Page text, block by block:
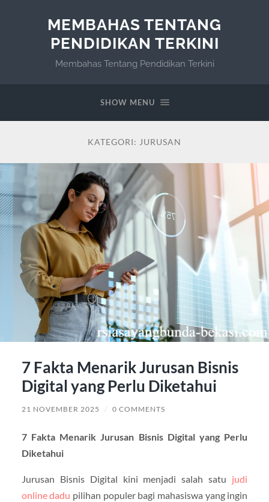
MEMBAHAS TENTANG
PENDIDIKAN TERKINI
Membahas Tentang Pendidikan Terkini
SHOW MENU
KATEGORI: JURUSAN
7 Fakta Menarik Jurusan Bisnis
Digital yang Perlu Diketahui
21 NOVEMBER 2025 / 0 COMMENTS
7 Fakta Menarik Jurusan Bisnis Digital yang Perlu
Diketahui
Jurusan Bisnis Digital kini menjadi salah satu judi
online dadu pilihan populer bagi mahasiswa yang ingin